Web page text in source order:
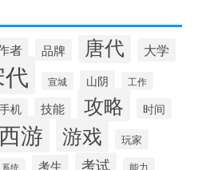
者 品牌 唐代 大学
宣城 山阴 工作
手机 技能 攻略
时间
游 游戏 玩家
系统 考生 考试 能力